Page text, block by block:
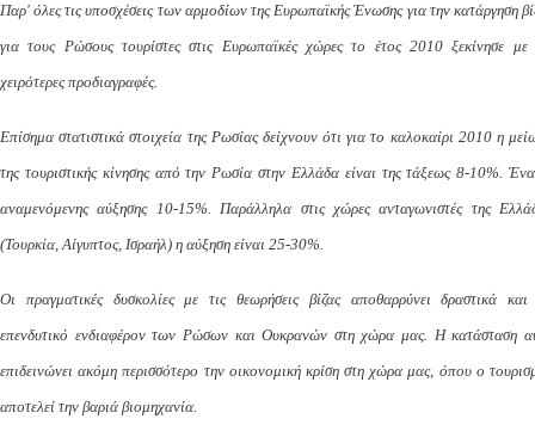
Παρ' όλες τις υποσχέσεις των αρμοδίων της Ευρωπαϊκής Ένωσης για την κατάργηση
για τους Ρώσους τουρίστες στις Ευρωπαϊκές χώρες το έτος 2010 ξεκίνησε με
χειρότερες προδιαγραφές.
Επίσημα στατιστικά στοιχεία της Ρωσίας δείχνουν ότι για το καλοκαίρι 2010 η
της τουριστικής κίνησης από την Ρωσία στην Ελλάδα είναι της τάξεως 8-10%.
αναμενόμενης αύξησης 10-15%. Παράλληλα στις χώρες ανταγωνιστές της
(Τουρκία, Αίγυπτος, Ισραήλ) η αύξηση είναι 25-30%.
Οι πραγματικές δυσκολίες με τις θεωρήσεις βίζας αποθαρρύνει δραστικά
επενδυτικό ενδιαφέρον των Ρώσων και Ουκρανών στη χώρα μας. Η κατάσταση
επιδεινώνει ακόμη περισσότερο την οικονομική κρίση στη χώρα μας, όπου ο
αποτελεί την βαριά βιομηχανία.